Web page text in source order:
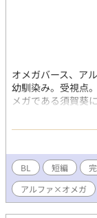
オメガバース、ア
幼馴染み。受視点
メガである須賀葵
いるアルファの幼
染みから離れよう
すつもりはない
で苦手な方はご注
使用したり、登場
作小説への転用は
見した場合には、
をとる場合があり
BL 短編
アルファ×オメガ